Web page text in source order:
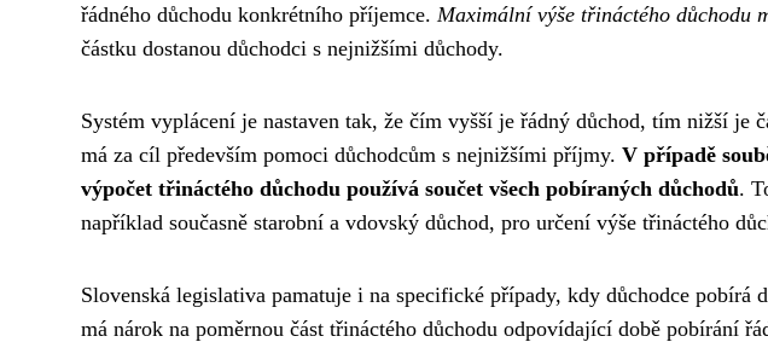
řádného důchodu konkrétního příjemce. Maximální výše třináctého důchodu
částku dostanou důchodci s nejnižšími důchody.
Systém vyplácení je nastaven tak, že čím vyšší je řádný důchod, tím nižší je
má za cíl především pomoci důchodcům s nejnižšími příjmy. V případě
výpočet třináctého důchodu používá součet všech pobíraných důchodů.
například současně starobní a vdovský důchod, pro určení výše třináctého
Slovenská legislativa pamatuje i na specifické případy, kdy důchodce pobírá
má nárok na poměrnou část třináctého důchodu odpovídající době pobírání